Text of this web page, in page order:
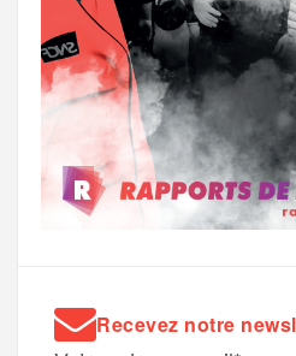
Recevez notre